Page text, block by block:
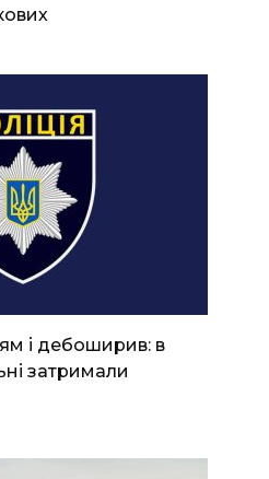
і дебоширив: в
затримали